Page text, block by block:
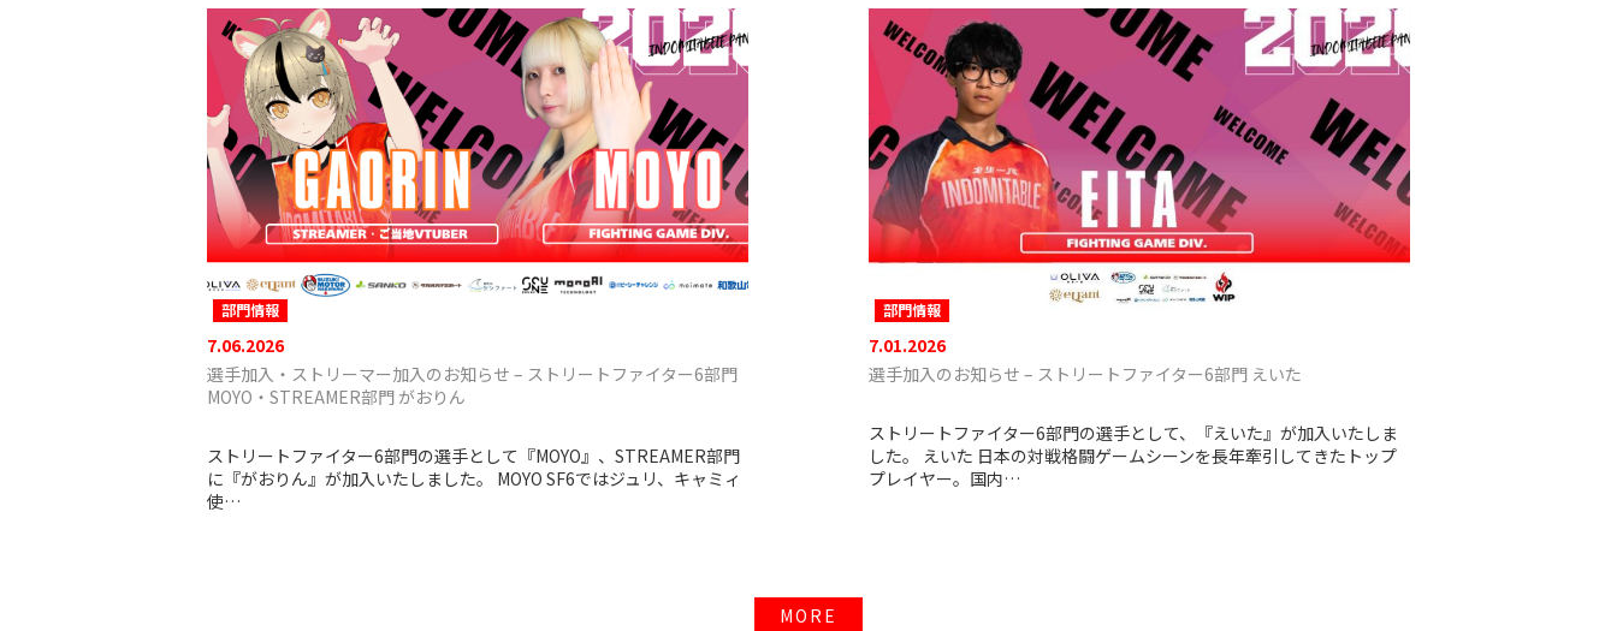
部門情報
7.06.2026
選手加入・ストリーマー加入のお知らせ – ストリートファイター6部門
MOYO・STREAMER部門 がおりん
ストリートファイター6部門の選手として『MOYO』、STREAMER部門
に『がおりん』が加入いたしました。 MOYO SF6ではジュリ、キャミィ
使…
部門情報
7.01.2026
選手加入のお知らせ – ストリートファイター6部門 えいた
ストリートファイター6部門の選手として、『えいた』が加入いたしま
した。 えいた 日本の対戦格闘ゲームシーンを長年牽引してきたトップ
プレイヤー。国内…
MORE